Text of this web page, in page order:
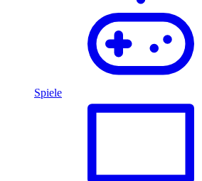
Spiele